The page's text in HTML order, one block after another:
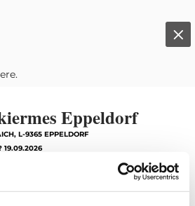
L-9365 EPPELDORF
19.09.2026
Eppeldorf